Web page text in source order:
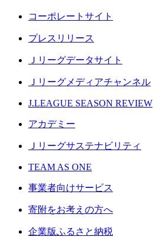
コーポレートサイト
プレスリリース
Ｊリーグデータサイト
Ｊリーグメディアチャンネル
J.LEAGUE SEASON REVIEW
アカデミー
Ｊリーグサステナビリティ
TEAM AS ONE
事業者向けサービス
寄附をお考えの方へ
企業版ふるさと納税